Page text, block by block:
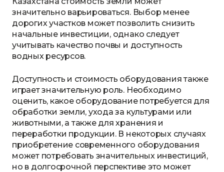
значительно варьироваться. Выбор менее
дорогих участков может позволить снизить
начальные инвестиции, однако следует
учитывать качество почвы и доступность
водных ресурсов.
Доступность и стоимость оборудования также
играет значительную роль. Необходимо
оценить, какое оборудование потребуется для
обработки земли, ухода за культурами или
животными, а также для хранения и
переработки продукции. В некоторых случаях
приобретение современного оборудования
может потребовать значительных инвестиций,
но в долгосрочной перспективе это может